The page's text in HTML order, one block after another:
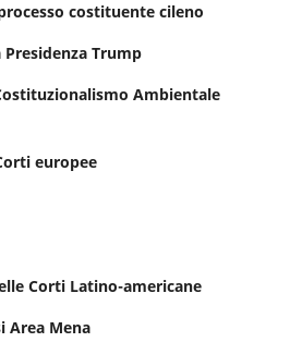
costituente cileno
Trump
Ambientale
europee
Corti Latino-americane
Area Mena